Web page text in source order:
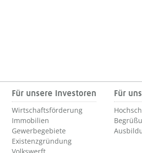
Für unsere Investoren
Wirtschaftsförderung
Immobilien
Gewerbegebiete
Existenzgründung
Für